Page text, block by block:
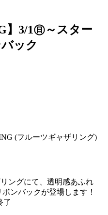
】3/1㊐～スター
ック
(フルーツギャザリング)
ングにて、透明感あふれ
ンバックが登場します！
了